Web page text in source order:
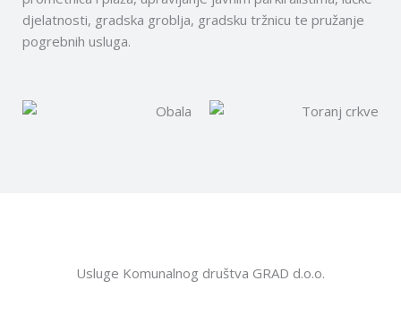
djelatnosti, gradska groblja, gradsku tržnicu te pružanje
pogrebnih usluga.
Usluge Komunalnog društva GRAD d.o.o.